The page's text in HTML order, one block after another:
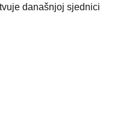
današnjoj sjednici